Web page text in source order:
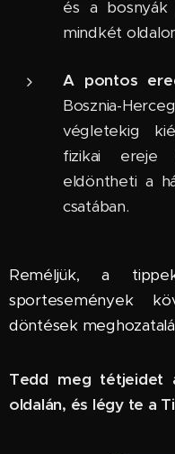
és a
mindkét
A pontos
Bosznia-
végletekig
fizikai ereje
eldöntheti a
csatában.
Reméljük, a
sportesemények
döntések
Tedd meg tétjeidet
oldalán, és légy te a